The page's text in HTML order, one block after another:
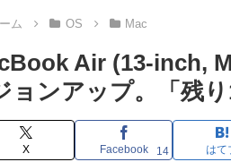
ム OS Mac
Air (13-inch,
ョンアップ。「残
X Facebook 14 はて